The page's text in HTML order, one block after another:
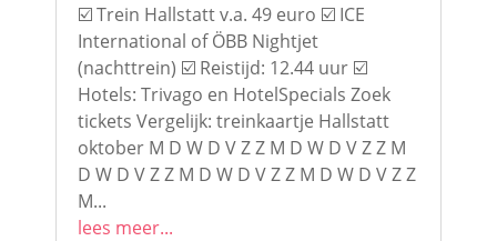
☑️ Trein Hallstatt v.a. 49 euro ☑️ ICE
International of ÖBB Nightjet
(nachttrein) ☑️ Reistijd: 12.44 uur ☑️
Hotels: Trivago en HotelSpecials Zoek
tickets Vergelijk: treinkaartje Hallstatt
oktober M D W D V Z Z M D W D V Z Z M
D W D V Z Z M D W D V Z Z M D W D V Z Z
M...
lees meer...